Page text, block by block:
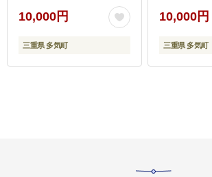
フルーツ 種なし 干し柿
先行 先行予約 三重県 多
気町 JA-02
10,000円
三重県 多気町
10,000円
三重県 多気町